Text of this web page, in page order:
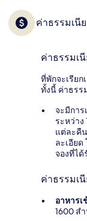
ค่าธรรมเนี
ค่าธรรมเ
ที่พักจะเรียก
ทั้งนี้ ค่าธรร
จะมีการ
ระหว่าง
แต่ละคื
ละเอีย
จองที่ได้
ค่าธรรมเ
อาหาร
1600 ส